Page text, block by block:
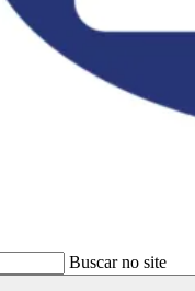
Buscar no site